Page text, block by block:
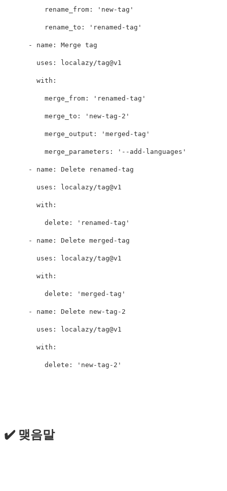
rename_from : ' new-tag'
rename_to : ' renamed-tag'
- name : Merge tag
uses : localazy/tag@v1
with :
merge_from : ' renamed-tag'
merge_to : ' new-tag-2'
merge_output : ' merged-tag'
merge_parameters : ' --add-languages'
- name : Delete renamed-tag
uses : localazy/tag@v1
with :
delete : ' renamed-tag'
- name : Delete merged-tag
uses : localazy/tag@v1
with :
delete : ' merged-tag'
- name : Delete new-tag-2
uses : localazy/tag@v1
with :
delete : ' new-tag-2'
✔️ 맺음말